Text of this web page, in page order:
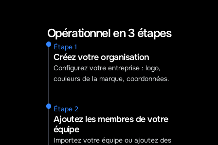
Opérationnel en 3 étapes
Étape 1
Créez votre organisation
Configurez votre entreprise : logo,
couleurs de la marque, coordonnées.
Étape 2
Ajoutez les membres de votre
équipe
Importez votre équipe ou ajoutez des